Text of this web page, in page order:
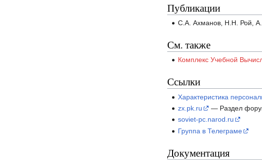
Публикации
С.А. Ахманов, Н.Н. Рой,
См. также
Комплекс Учебной
Ссылки
Характеристика
zx.pk.ru
— Раздел
soviet-pc.narod.ru
Группа в Телеграме
Документация